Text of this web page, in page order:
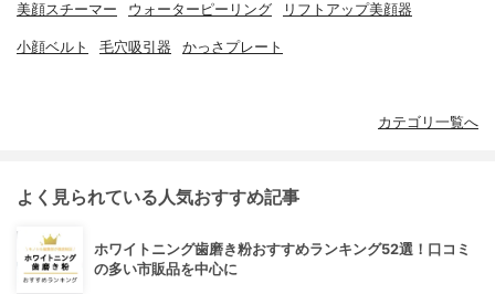
美顔スチーマー ウォーターピーリング リフトアップ美顔器
小顔ベルト 毛穴吸引器 かっさプレート
カテゴリ一覧へ
よく見られている人気おすすめ記事
ホワイトニング歯磨き粉おすすめランキング52選！口コミ
の多い市販品を中心に